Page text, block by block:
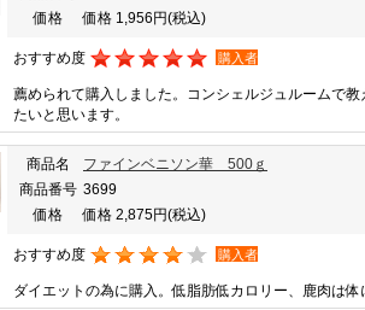
価格
価格 1,956円(税込)
おすすめ度 購入者
薦められて購入しました。コンシェルジュルームで
たいと思います。
商品名
ファインベニソン華 500ｇ
商品番号 3699
価格
価格 2,875円(税込)
おすすめ度 購入者
ダイエットの為に購入。低脂肪低カロリー、鹿肉は